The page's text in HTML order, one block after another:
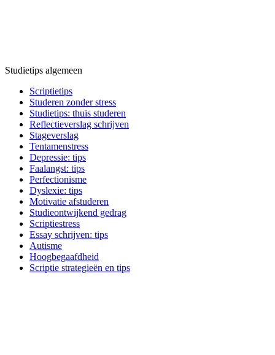
Studietips algemeen
Scriptietips
Studeren zonder stress
Studietips: thuis studeren
Reflectieverslag schrijven
Stageverslag
Tentamenstress
Depressie: tips
Faalangst: tips
Perfectionisme
Dyslexie: tips
Motivatie afstuderen
Studieontwijkend gedrag
Scriptiestress
Essay schrijven: tips
Autisme
Hoogbegaafdheid
Scriptie strategieën en tips